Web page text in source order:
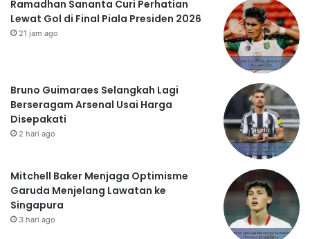
Ramadhan Sananta Curi Perhatian
Lewat Gol di Final Piala Presiden 2026
21 jam ago
Bruno Guimaraes Selangkah Lagi
Berseragam Arsenal Usai Harga
Disepakati
2 hari ago
Mitchell Baker Menjaga Optimisme
Garuda Menjelang Lawatan ke
Singapura
3 hari ago